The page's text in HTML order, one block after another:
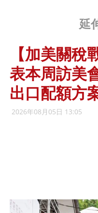
延
【加美關稅
表本周訪美
出口配額方
2026年08月05日 13:05